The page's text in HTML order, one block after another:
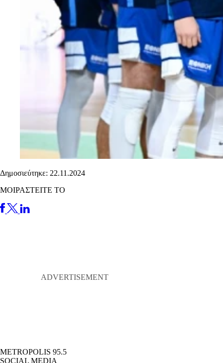
Δημοσιεύτηκε: 22.11.2024
ΜΟΙΡΑΣΤΕΙΤΕ ΤΟ
METROPOLIS 95.5
SOCIAL MEDIA